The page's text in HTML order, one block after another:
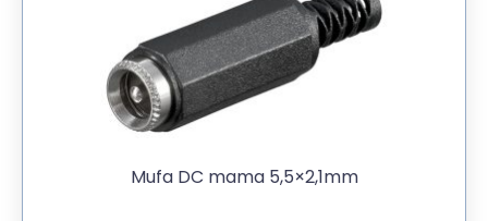
Mufa DC mama 5,5×2,1mm